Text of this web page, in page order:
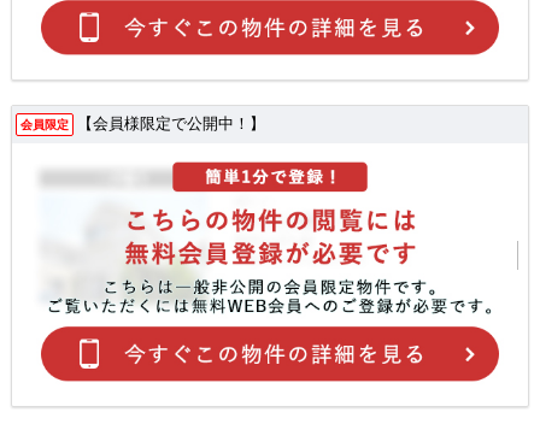
会員限定 【会員様限定で公開中！】